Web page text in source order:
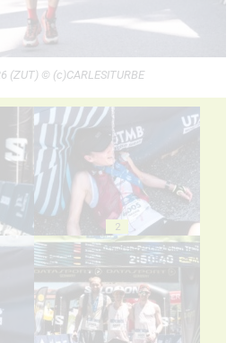
(ZUT) © (c)CARLESITURBE
2